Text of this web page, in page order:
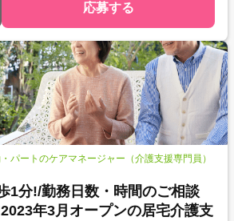
応募する
パートのケアマネージャー（介護支援専門員）
1分!/勤務日数・時間のご相談
年3月オープンの居宅介護支